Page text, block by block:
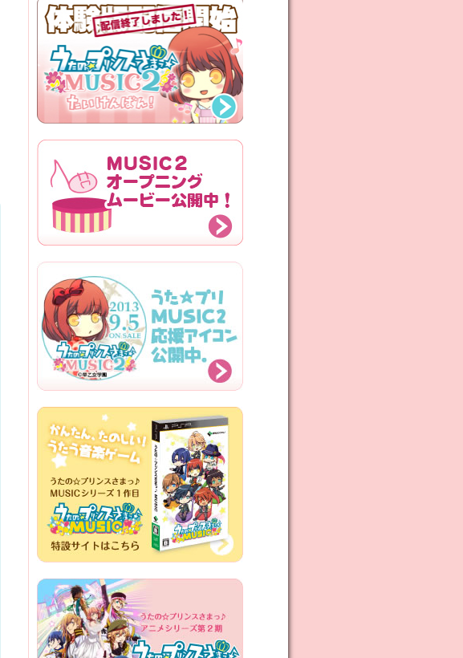
『うたの☆プリンスさまっ♪MUSIC2』OPム
ービーを公開しました♪
2013.07.19
小売店特典を更新しました♪
初回限定 ゴーゴーBOXの詳細を公開♪
2013.06.28
早期予約特典「シャイニング事務所エンブレ
ムアクセサリー」の画像公開！
2013.06.10
収録曲リストを全曲公開！
初回限定ゴーゴーBOX 特典CDの収録曲を公
開！
初回限定ゴーゴーBOXのジャケットイラスト
を公開！
2013.05.20
応援バナーの配布を始めました。
キャラクターページを公開しました。